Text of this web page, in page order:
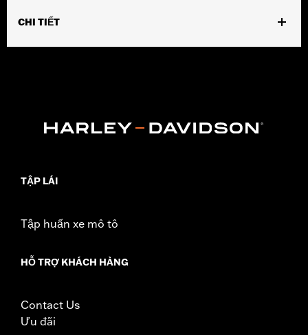
CHI TIẾT
separate purchase of Tour-Pak Lid Spoiler Light Kit P/N
53000238 or 53000239. Does not fit HDI models.
TẬP LÁI
Tập huấn xe mô tô
HỖ TRỢ KHÁCH HÀNG
Contact Us
Ưu đãi